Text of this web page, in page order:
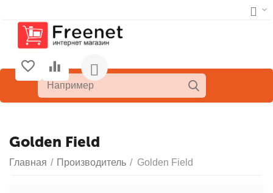
Golden Field
Главная / Производитель / Golden Field